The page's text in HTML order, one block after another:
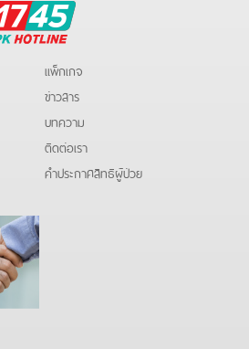
แพ็กเกจ
ข่าวสาร
บทความ
ติดต่อเรา
คําประกาศสิทธิผู้ป่วย